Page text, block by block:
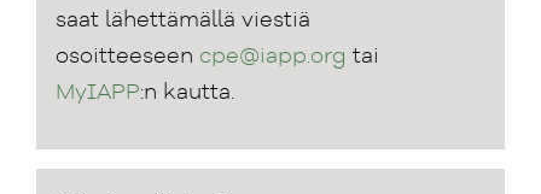
saat lähettämällä viestiä
osoitteeseen cpe@iapp.org tai
MyIAPP:n kautta.